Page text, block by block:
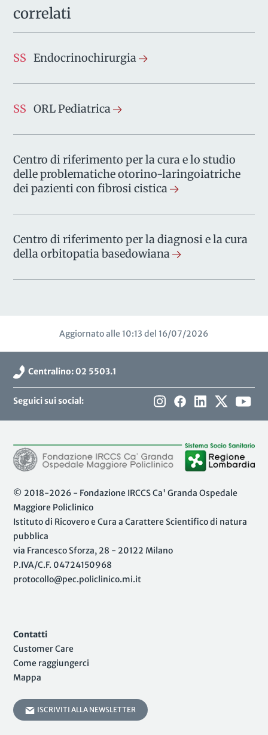
correlati
SS Endocrinochirurgia
SS ORL Pediatrica
Centro di riferimento per la cura e lo studio
delle problematiche otorino-laringoiatriche
dei pazienti con fibrosi cistica
Centro di riferimento per la diagnosi e la cura
della orbitopatia basedowiana
Aggiornato alle 10:13 del 16/07/2026
Centralino: 02 5503.1
Seguici sui social:
© 2018-2026 - Fondazione IRCCS Ca' Granda Ospedale
Maggiore Policlinico
Istituto di Ricovero e Cura a Carattere Scientifico di natura
pubblica
via Francesco Sforza, 28 - 20122 Milano
P.IVA/C.F. 04724150968
protocollo@pec.policlinico.mi.it
Contatti
Customer Care
Come raggiungerci
Mappa
ISCRIVITI ALLA NEWSLETTER